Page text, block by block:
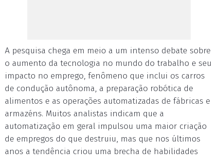
A pesquisa chega em meio a um intenso debate sobre
o aumento da tecnologia no mundo do trabalho e seu
impacto no emprego, fenômeno que inclui os carros
de condução autônoma, a preparação robótica de
alimentos e as operações automatizadas de fábricas e
armazéns. Muitos analistas indicam que a
automatização em geral impulsou uma maior criação
de empregos do que destruiu, mas que nos últimos
anos a tendência criou uma brecha de habilidades